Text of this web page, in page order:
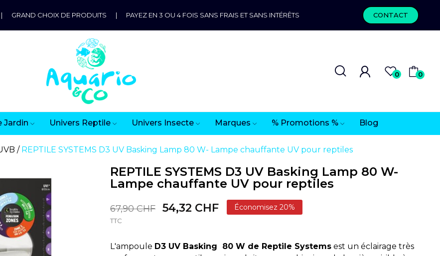
| GRAND CHOIX DE PRODUITS | PAYEZ EN 3 OU 4 FOIS SANS FRAIS ET SANS INTÉRÊTS CONTACT
0 0
Jardin Univers Reptile Univers Insecte Marques % Promotions % Blog
REPTILE SYSTEMS D3 UV Basking Lamp 80 W- Lampe chauffante UV pour reptiles
REPTILE SYSTEMS D3 UV Basking Lamp 80 W-
Lampe chauffante UV pour reptiles
67,90 CHF 54,32 CHF Économisez 20%
TTC
L'ampoule D3 UV Basking 80 W de Reptile Systems est un éclairage très